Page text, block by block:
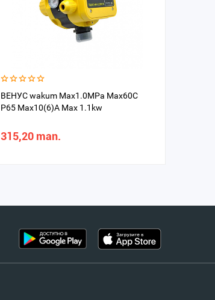
ВЕНУС wakum Max1.0MPa Max60C
P65 Max10(6)A Max 1.1kw
315,20 man.